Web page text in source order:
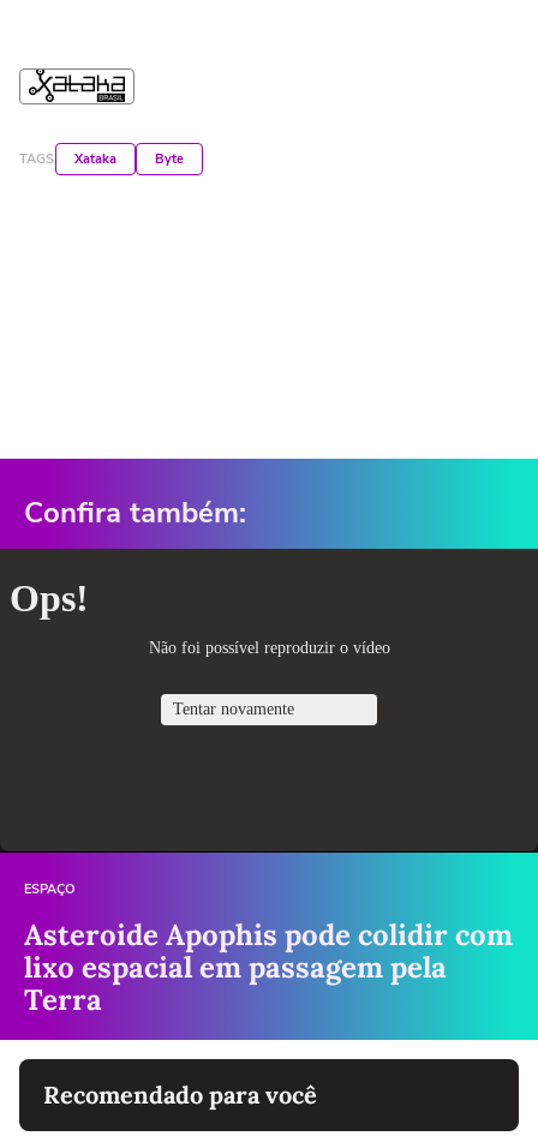
TAGS Xataka Byte
Confira também:
ESPAÇO
Asteroide Apophis pode colidir com
lixo espacial em passagem pela
Terra
Recomendado para você